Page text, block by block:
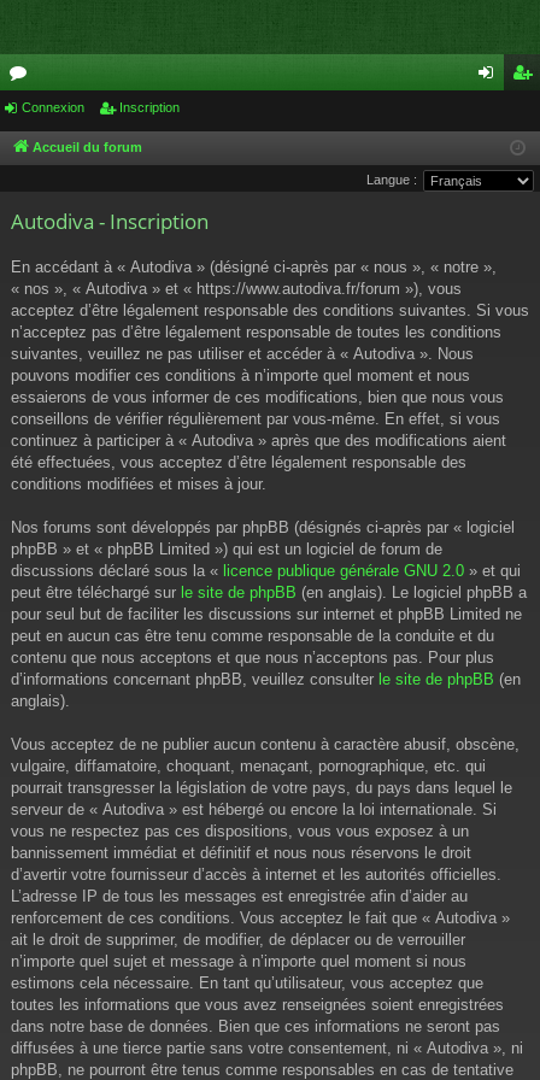
or
u
s
cri
pti
Connexion Inscription
Accueil du forum
Langue :
Autodiva - Inscription
En accédant à « Autodiva » (désigné ci-après par « nous », « notre »,
« nos », « Autodiva » et « https://www.autodiva.fr/forum »), vous
acceptez d’être légalement responsable des conditions suivantes. Si vous
n’acceptez pas d’être légalement responsable de toutes les conditions
suivantes, veuillez ne pas utiliser et accéder à « Autodiva ». Nous
pouvons modifier ces conditions à n’importe quel moment et nous
essaierons de vous informer de ces modifications, bien que nous vous
conseillons de vérifier régulièrement par vous-même. En effet, si vous
continuez à participer à « Autodiva » après que des modifications aient
été effectuées, vous acceptez d’être légalement responsable des
conditions modifiées et mises à jour.
Nos forums sont développés par phpBB (désignés ci-après par « logiciel
phpBB » et « phpBB Limited ») qui est un logiciel de forum de
discussions déclaré sous la « licence publique générale GNU 2.0 » et qui
peut être téléchargé sur le site de phpBB (en anglais). Le logiciel phpBB a
pour seul but de faciliter les discussions sur internet et phpBB Limited ne
peut en aucun cas être tenu comme responsable de la conduite et du
contenu que nous acceptons et que nous n’acceptons pas. Pour plus
d’informations concernant phpBB, veuillez consulter le site de phpBB (en
anglais).
Vous acceptez de ne publier aucun contenu à caractère abusif, obscène,
vulgaire, diffamatoire, choquant, menaçant, pornographique, etc. qui
pourrait transgresser la législation de votre pays, du pays dans lequel le
serveur de « Autodiva » est hébergé ou encore la loi internationale. Si
vous ne respectez pas ces dispositions, vous vous exposez à un
bannissement immédiat et définitif et nous nous réservons le droit
d’avertir votre fournisseur d’accès à internet et les autorités officielles.
L’adresse IP de tous les messages est enregistrée afin d’aider au
renforcement de ces conditions. Vous acceptez le fait que « Autodiva »
ait le droit de supprimer, de modifier, de déplacer ou de verrouiller
n’importe quel sujet et message à n’importe quel moment si nous
estimons cela nécessaire. En tant qu’utilisateur, vous acceptez que
toutes les informations que vous avez renseignées soient enregistrées
dans notre base de données. Bien que ces informations ne seront pas
diffusées à une tierce partie sans votre consentement, ni « Autodiva », ni
phpBB, ne pourront être tenus comme responsables en cas de tentative